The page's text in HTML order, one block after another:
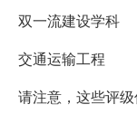
双一流建设学科
交通运输工程
请注意，这些评